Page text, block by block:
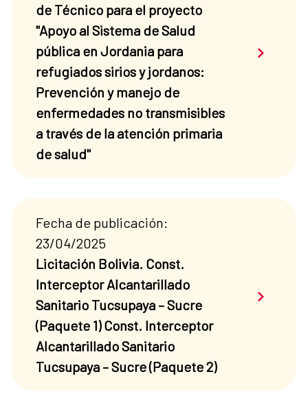
de Técnico para el proyecto
"Apoyo al Sistema de Salud
pública en Jordania para
refugiados sirios y jordanos:
Prevención y manejo de
enfermedades no transmisibles
a través de la atención primaria
de salud"
Saber
Fecha de publicación:
23/04/2025
Licitación Bolivia. Const.
Interceptor Alcantarillado
Sanitario Tucsupaya – Sucre
(Paquete 1) Const. Interceptor
Alcantarillado Sanitario
Tucsupaya – Sucre (Paquete 2)
Saber